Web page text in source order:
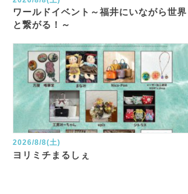
ワールドイベント～福井にいながら世界
と繋がる！～
2026/8/8(土)
ヨリミチまるしぇ